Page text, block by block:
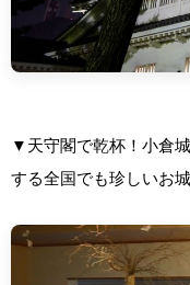
▼天守閣で乾杯！小倉
する全国でも珍しいお城